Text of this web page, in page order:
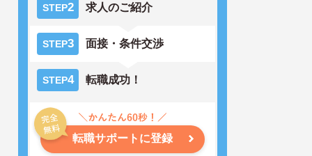
STEP2 求人のご紹介
STEP3 面接・条件交渉
STEP4 転職成功！
転職サポートに登録